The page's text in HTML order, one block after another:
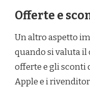
Offerte e
Un altro aspetto
quando si valuta il
offerte e gli sconti
Apple e i